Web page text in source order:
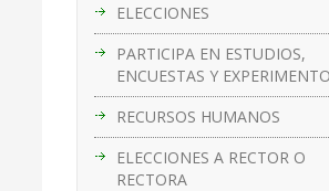
ELECCIONES
PARTICIPA EN ESTUDIOS,
ENCUESTAS Y
RECURSOS HUMANOS
ELECCIONES A RECTOR O
RECTORA